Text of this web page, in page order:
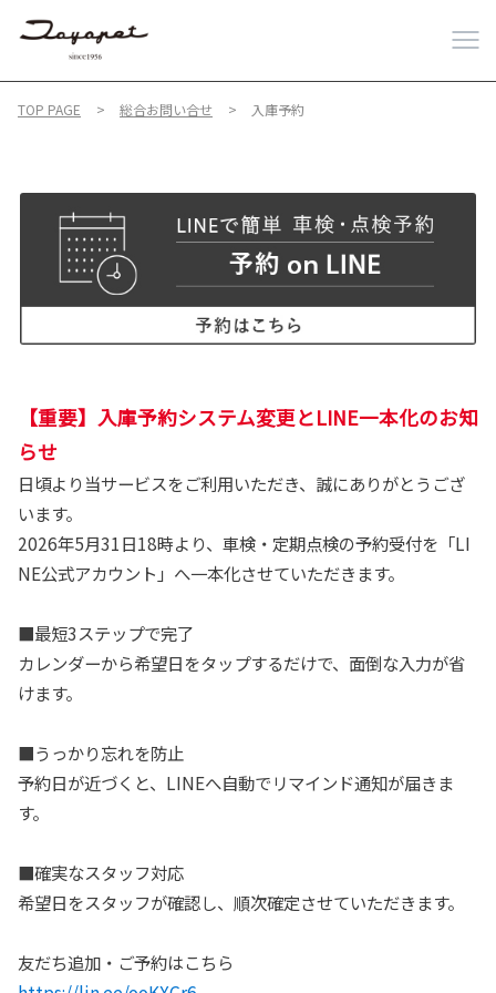
TOP PAGE 総合お問い合せ 入庫予約
【重要】入庫予約システム変更とLINE一本化のお知
らせ
日頃より当サービスをご利用いただき、誠にありがとうござ
います。
2026年5月31日18時より、車検・定期点検の予約受付を「LI
NE公式アカウント」へ一本化させていただきます。
■最短3ステップで完了
カレンダーから希望日をタップするだけで、面倒な入力が省
けます。
■うっかり忘れを防止
予約日が近づくと、LINEへ自動でリマインド通知が届きま
す。
■確実なスタッフ対応
希望日をスタッフが確認し、順次確定させていただきます。
友だち追加・ご予約はこちら